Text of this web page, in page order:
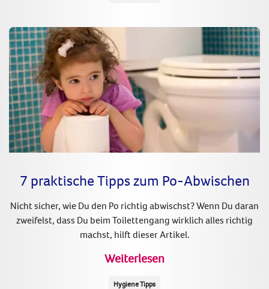
7 praktische Tipps zum Po-Abwischen
Nicht sicher, wie Du den Po richtig abwischst? Wenn Du daran
zweifelst, dass Du beim Toilettengang wirklich alles richtig
machst, hilft dieser Artikel.
Weiterlesen
Hygiene Tipps